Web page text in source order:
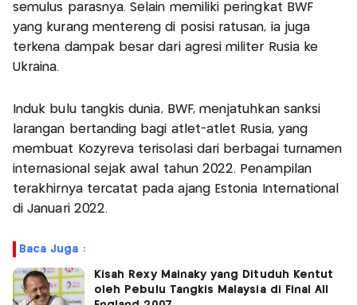
semulus parasnya. Selain memiliki peringkat BWF
yang kurang mentereng di posisi ratusan, ia juga
terkena dampak besar dari agresi militer Rusia ke
Ukraina.
Induk bulu tangkis dunia, BWF, menjatuhkan sanksi
larangan bertanding bagi atlet-atlet Rusia, yang
membuat Kozyreva terisolasi dari berbagai turnamen
internasional sejak awal tahun 2022. Penampilan
terakhirnya tercatat pada ajang Estonia International
di Januari 2022.
Baca Juga :
Kisah Rexy Mainaky yang Dituduh Kentut
oleh Pebulu Tangkis Malaysia di Final All